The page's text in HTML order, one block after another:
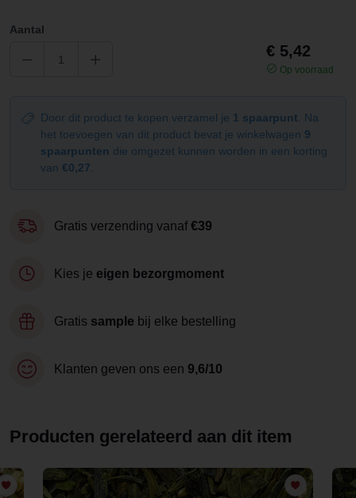
Aantal
€ 5,42
Op voorraad
Door dit product te kopen verzamel je 1 spaarpunt . Na
het toevoegen van dit product bevat je winkelwagen 9
spaarpunten die omgezet kunnen worden in een korting
van €0,27
Gratis verzending vanaf €39
Kies je eigen bezorgmoment
Gratis sample bij elke bestelling
Klanten geven ons een 9,6/10
Producten gerelateerd aan dit item